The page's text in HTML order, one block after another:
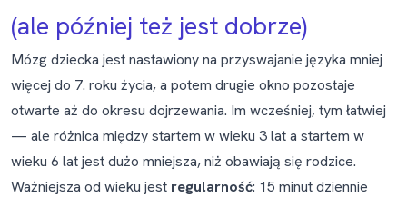
(ale później też jest dobrze)
Mózg dziecka jest nastawiony na przyswajanie języka mniej
więcej do 7. roku życia, a potem drugie okno pozostaje
otwarte aż do okresu dojrzewania. Im wcześniej, tym łatwiej
— ale różnica między startem w wieku 3 lat a startem w
wieku 6 lat jest dużo mniejsza, niż obawiają się rodzice.
Ważniejsza od wieku jest regularność: 15 minut dziennie